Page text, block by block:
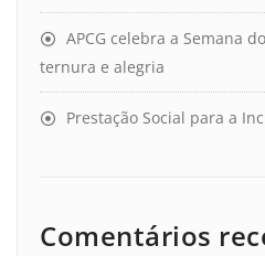
APCG celebra a Semana
ternura e alegria
Prestação Social para a
Comentários